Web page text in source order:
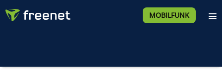
MOBILFUNK